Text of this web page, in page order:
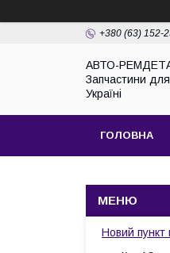
+380 (63) 152-
АВТО-
Запчастини для
Україні
ГОЛОВНА
Новий